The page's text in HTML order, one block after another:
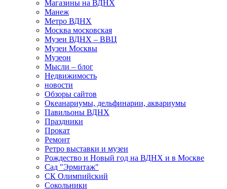
Магазины на ВДНХ
Манеж
Метро ВДНХ
Москва московская
Музеи ВДНХ – ВВЦ
Музеи Москвы
Музеон
Мысли – блог
Недвижимость
новости
Обзоры сайтов
Океанариумы, дельфинарии, аквариумы
Павильоны ВДНХ
Праздники
Прокат
Ремонт
Ретро выставки и музеи
Рождество и Новый год на ВДНХ и в Москве
Сад "Эрмитаж"
СК Олимпийский
Сокольники